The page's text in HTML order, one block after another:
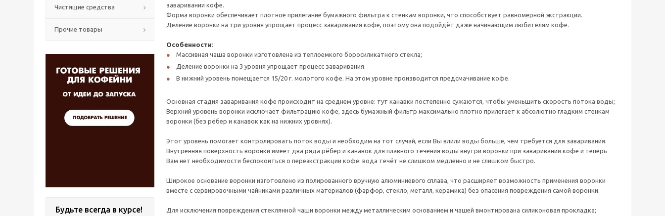
Чистящие средства
Прочие товары
Будьте всегда в курсе!
заваривании кофе.
Форма воронки обеспечивает плотное прилегание бумажного фильтра к стенкам воронки, что способствует равномерной экстракции.
Деление воронки на три уровня упрощает процесс заваривания кофе, поэтому она подойдёт даже начинающим любителям кофе.
Особенности:
Массивная чаша воронки изготовлена из теплоемкого боросиликатного стекла;
Деление воронки на 3 уровня упрощает процесс заваривания.
В нижний уровень помещается 15/20 г. молотого кофе. На этом уровне производится предсмачивание кофе.
Основная стадия заваривания кофе происходит на среднем уровне: тут канавки постепенно сужаются, чтобы уменьшить скорость потока воды;
Верхний уровень воронки исключает фильтрацию кофе, здесь бумажный фильтр максимально плотно прилегает к абсолютно гладким стенкам
воронки (без рёбер и канавок как на нижних уровнях).
Этот уровень помогает контролировать поток воды и необходим на тот случай, если Вы влили воды больше, чем требуется для заваривания.
Внутренняя поверхность воронки имеет два ряда рёбер и канавок для плавного течения воды внутри воронки при заваривании кофе и теперь
Вам нет необходимости беспокоиться о переэкстракции кофе: вода течёт не слишком медленно и не слишком быстро.
Широкое основание воронки изготовлено из полированного вручную алюминиевого сплава, что расширяет возможность применения воронки
вместе с сервировочными чайниками различных материалов (фарфор, стекло, металл, керамика) без опасения повреждения самой воронки.
Для исключения повреждения стеклянной чаши воронки между металлическим основанием и чашей вмонтирована силиконовая прокладка;